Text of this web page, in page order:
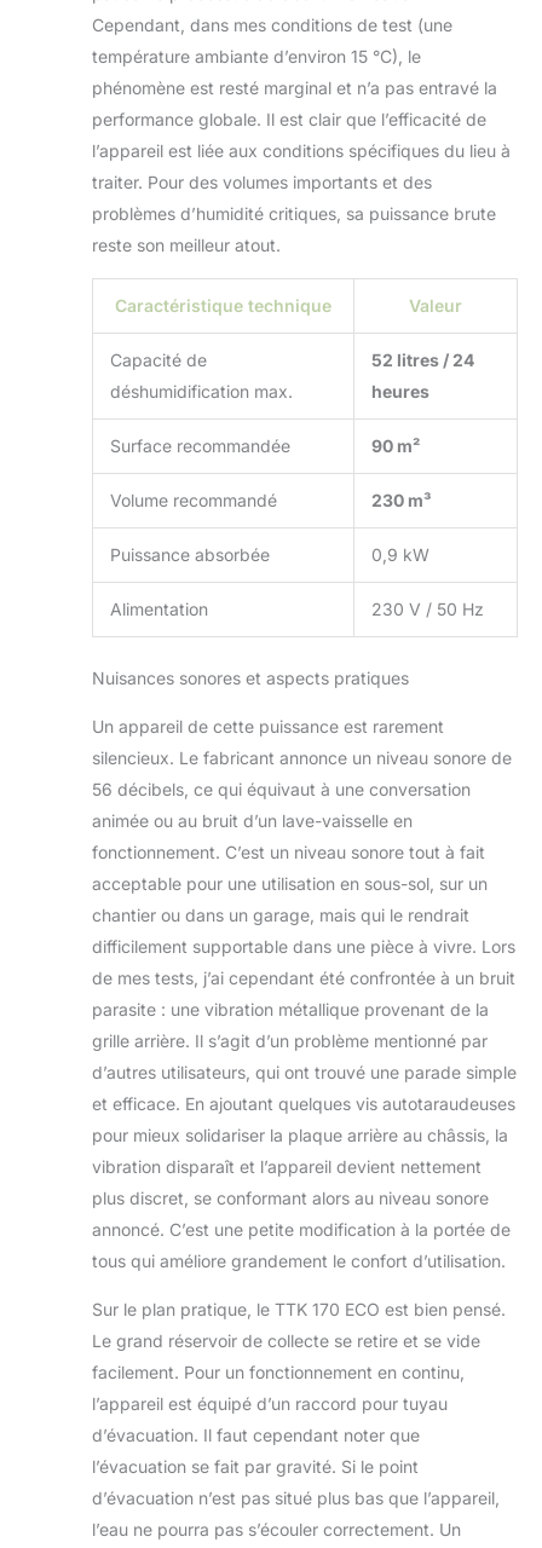
Cependant, dans mes conditions de test (une
température ambiante d’environ 15 °C), le
phénomène est resté marginal et n’a pas entravé la
performance globale. Il est clair que l’efficacité de
l’appareil est liée aux conditions spécifiques du lieu à
traiter. Pour des volumes importants et des
problèmes d’humidité critiques, sa puissance brute
reste son meilleur atout.
Caractéristique technique Valeur
Capacité de
déshumidification max.
52 litres / 24
heures
Surface recommandée 90 m²
Volume recommandé 230 m³
Puissance absorbée 0,9 kW
Alimentation 230 V / 50 Hz
Nuisances sonores et aspects pratiques
Un appareil de cette puissance est rarement
silencieux. Le fabricant annonce un niveau sonore de
56 décibels, ce qui équivaut à une conversation
animée ou au bruit d’un lave-vaisselle en
fonctionnement. C’est un niveau sonore tout à fait
acceptable pour une utilisation en sous-sol, sur un
chantier ou dans un garage, mais qui le rendrait
difficilement supportable dans une pièce à vivre. Lors
de mes tests, j’ai cependant été confrontée à un bruit
parasite : une vibration métallique provenant de la
grille arrière. Il s’agit d’un problème mentionné par
d’autres utilisateurs, qui ont trouvé une parade simple
et efficace. En ajoutant quelques vis autotaraudeuses
pour mieux solidariser la plaque arrière au châssis, la
vibration disparaît et l’appareil devient nettement
plus discret, se conformant alors au niveau sonore
annoncé. C’est une petite modification à la portée de
tous qui améliore grandement le confort d’utilisation.
Sur le plan pratique, le TTK 170 ECO est bien pensé.
Le grand réservoir de collecte se retire et se vide
facilement. Pour un fonctionnement en continu,
l’appareil est équipé d’un raccord pour tuyau
d’évacuation. Il faut cependant noter que
l’évacuation se fait par gravité. Si le point
d’évacuation n’est pas situé plus bas que l’appareil,
l’eau ne pourra pas s’écouler correctement. Un